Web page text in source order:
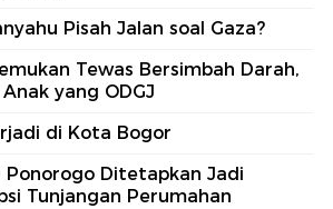
Pisah Jalan soal Gaza?
Tewas Bersimbah Darah,
yang ODGJ
di Kota Bogor
Ponorogo Ditetapkan Jadi
Tunjangan Perumahan